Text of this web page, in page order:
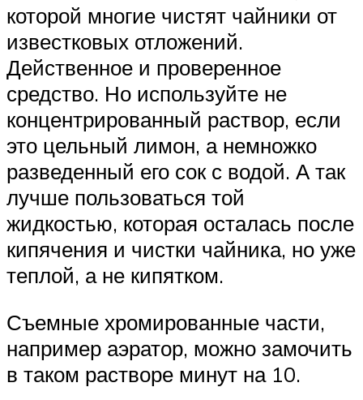
которой многие чистят чайники от
известковых отложений.
Действенное и проверенное
средство. Но используйте не
концентрированный раствор, если
это цельный лимон, а немножко
разведенный его сок с водой. А так
лучше пользоваться той
жидкостью, которая осталась после
кипячения и чистки чайника, но уже
теплой, а не кипятком.
Съемные хромированные части,
например аэратор, можно замочить
в таком растворе минут на 10.